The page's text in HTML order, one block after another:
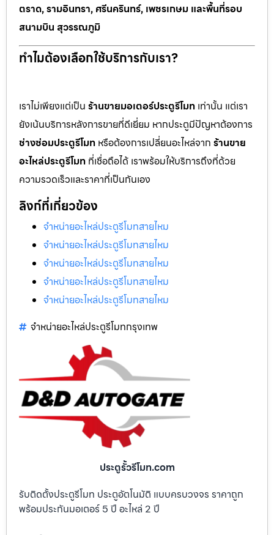
ตราด, รามอินทรา, ศรีนครินทร์, เพชรเกษม และพื้นที่รอบ
สนามบิน สุวรรณภูมิ
ทำไมต้องเลือกใช้บริการกับเรา?
เราไม่เพียงแต่เป็น ร้านขายมอเตอร์ประตูรีโมท เท่านั้น แต่เรา
ยังเน้นบริการหลังการขายที่ดีเยี่ยม หากประตูมีปัญหาต้องการ
ช่างซ่อมประตูรีโมท หรือต้องการเปลี่ยนอะไหล่จาก ร้านขาย
อะไหล่ประตูรีโมท ที่เชื่อถือได้ เราพร้อมให้บริการถึงที่ด้วย
ความรวดเร็วและราคาที่เป็นกันเอง
ลิงก์ที่เกี่ยวข้อง
จำหน่ายอะไหล่ประตูรีโมทสายไหม
จำหน่ายอะไหล่ประตูรีโมทสายไหม
จำหน่ายอะไหล่ประตูรีโมทสายไหม
จำหน่ายอะไหล่ประตูรีโมทสายไหม
จำหน่ายอะไหล่ประตูรีโมทสายไหม
จำหน่ายอะไหล่ประตูรีโมทกรุงเทพ
ประตูรั้วรีโมท.com
รับติดตั้งประตูรีโมท ประตูอัตโนมัติ แบบครบวงจร ราคาถูก
พร้อมประกันมอเตอร์ 5 ปี อะไหล่ 2 ปี